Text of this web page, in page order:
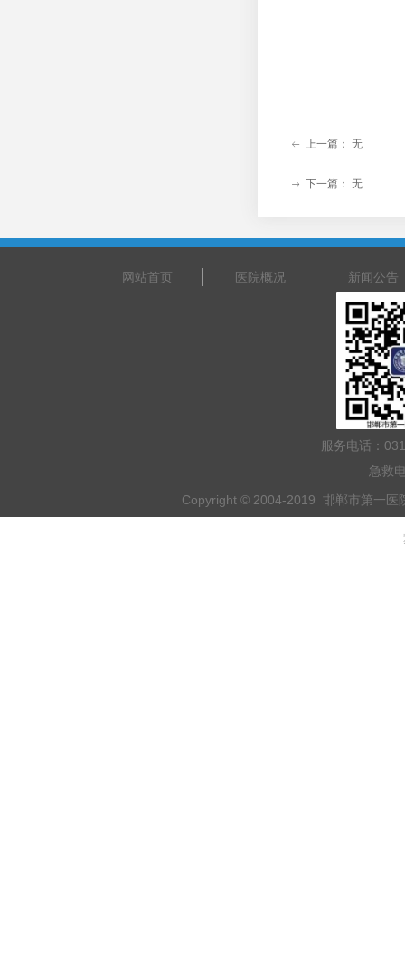
ꂃ 上一篇： 无
ꁹ 下一篇： 无
服务电话：
急救
Copyright © 2004-2019 邯郸市第一
乘车路线：乘坐
网站首页 医院概况 新闻公告